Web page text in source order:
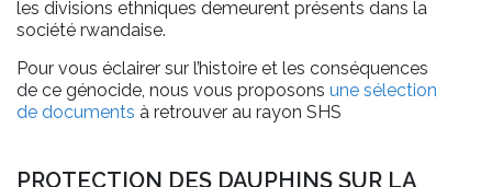
les divisions ethniques demeurent présents dans la
société rwandaise.
Pour vous éclairer sur l’histoire et les conséquences
de ce génocide, nous vous proposons une sélection
de documents à retrouver au rayon SHS
PROTECTION DES DAUPHINS SUR LA